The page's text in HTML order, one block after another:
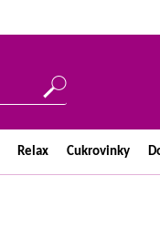
Relax Cukrovinky